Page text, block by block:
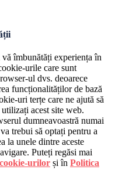
îmbunătăți experiența în
urile care sunt
ul dvs. deoarece
funcționalităților de bază
uri terțe care ne ajută să
acest site web.
dumneavoastră numai
trebui să optați pentru a
la unele dintre aceste
Puteți regăsi mai
urilor și în Politica